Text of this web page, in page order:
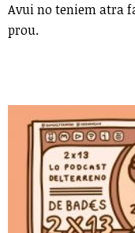
Avui no teniem atra
prou.